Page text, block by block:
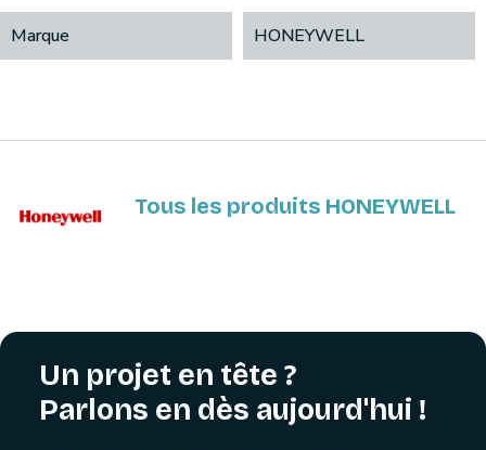
Marque HONEYWELL
Tous les produits HONEYWELL
Un projet en tête ?
Parlons en dès aujourd'hui !